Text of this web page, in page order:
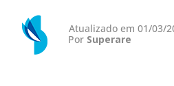
Atualizado em 01/03/
Por Superare